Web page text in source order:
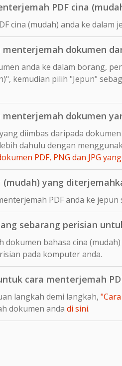
PDF cina
cina (mudah) anda ke dalam
dokumen
anda ke dalam borang,
kemudian pilih "Jepun"
dokumen
diimbas daripada
dahulu dengan
PDF, PNG dan JPG
(mudah) yang
PDF anda ke
sebarang perisian
dokumen bahasa cina
pada komputer anda.
cara menterjemah
langkah demi langkah,
dokumen anda di sini.